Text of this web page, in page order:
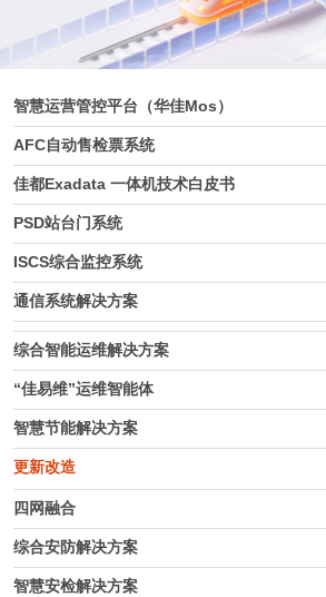
智慧运营管控平台（华佳Mos）
AFC自动售检票系统
佳都Exadata 一体机技术白皮书
PSD站台门系统
ISCS综合监控系统
通信系统解决方案
综合智能运维解决方案
“佳易维”运维智能体
智慧节能解决方案
更新改造
四网融合
综合安防解决方案
智慧安检解决方案